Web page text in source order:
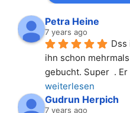
Petra Heine
7 years ago
Dss
ihn schon
gebucht. Super  .
weiterlesen
Gudrun Herpich
7 years ago